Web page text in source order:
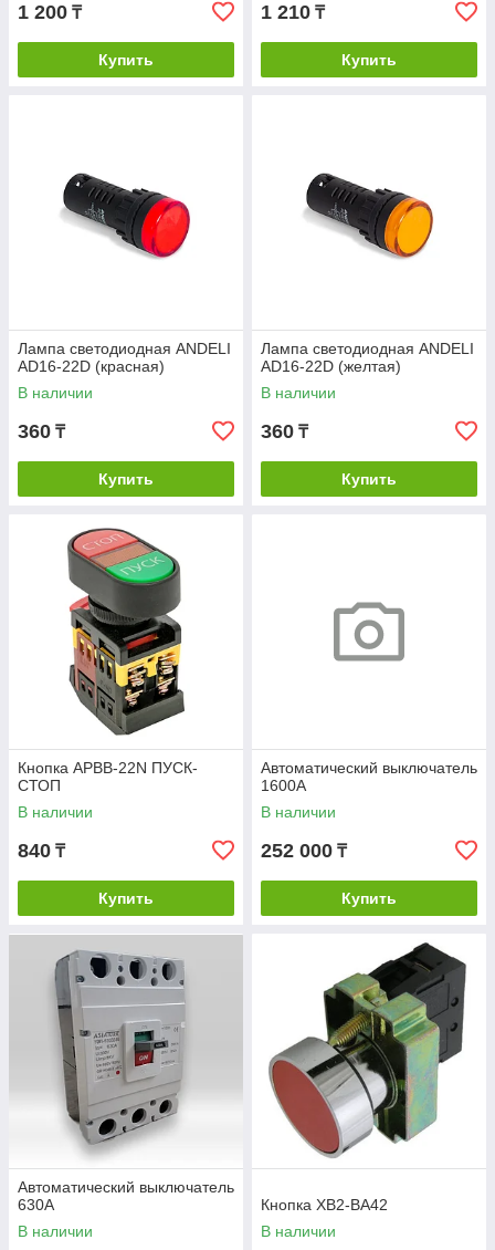
1 200 ₸
Купить
1 210 ₸
Купить
Лампа светодиодная ANDELI
AD16-22D (красная)
В наличии
360 ₸
Купить
Лампа светодиодная ANDELI
AD16-22D (желтая)
В наличии
360 ₸
Купить
Кнопка APBB-22N ПУСК-
СТОП
В наличии
840 ₸
Купить
Автоматический выключатель
1600А
В наличии
252 000 ₸
Купить
Автоматический выключатель
630А
В наличии
Кнопка XB2-BA42
В наличии